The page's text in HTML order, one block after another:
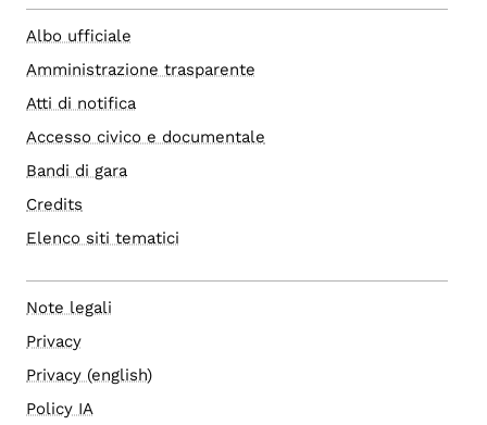
Albo ufficiale
Amministrazione trasparente
Atti di notifica
Accesso civico e documentale
Bandi di gara
Credits
Elenco siti tematici
Note legali
Privacy
Privacy (english)
Policy IA